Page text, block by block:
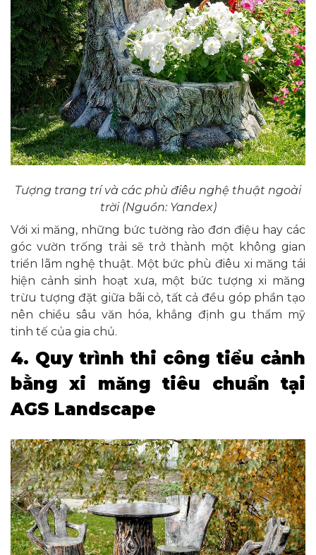
Tượng trang trí và các phù điêu nghệ thuật ngoài
trời (Nguồn: Yandex)
Với xi măng, những bức tường rào đơn điệu hay các
góc vườn trống trải sẽ trở thành một không gian
triển lãm nghệ thuật. Một bức phù điêu xi măng tái
hiện cảnh sinh hoạt xưa, một bức tượng xi măng
trừu tượng đặt giữa bãi cỏ, tất cả đều góp phần tạo
nên chiều sâu văn hóa, khẳng định gu thẩm mỹ
tinh tế của gia chủ.
4. Quy trình thi công tiểu cảnh
bằng xi măng tiêu chuẩn tại
AGS Landscape